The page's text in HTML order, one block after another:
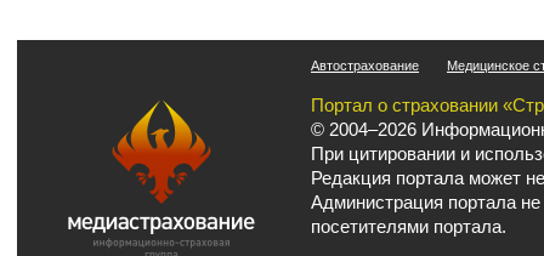
Автострахование Медицинское
Портал о страховании
© 2004–2026
При цитировании и
Редакция портала может
Администрация портала
посетителями портала.